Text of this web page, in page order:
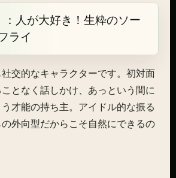
：人が大好き！生粋のソー
ライ
交的なキャラクターです。初対面
となく話しかけ、あっという間に
才能の持ち主。アイドル的な振る
外向型だからこそ自然にできるの